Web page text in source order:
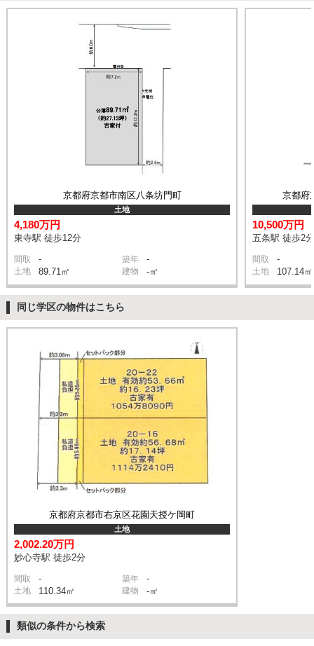
京都府京都市南区八条坊門町
土地
4,180万円
東寺駅 徒歩12分
間取 - 築年 -
土地 89.71㎡ 建物 -㎡
京都府
10,500万円
五条駅 徒歩2分
間取 -
土地 107.14㎡
同じ学区の物件はこちら
京都府京都市右京区花園天授ケ岡町
土地
2,002.20万円
妙心寺駅 徒歩2分
間取 - 築年 -
土地 110.34㎡ 建物 -㎡
類似の条件から検索